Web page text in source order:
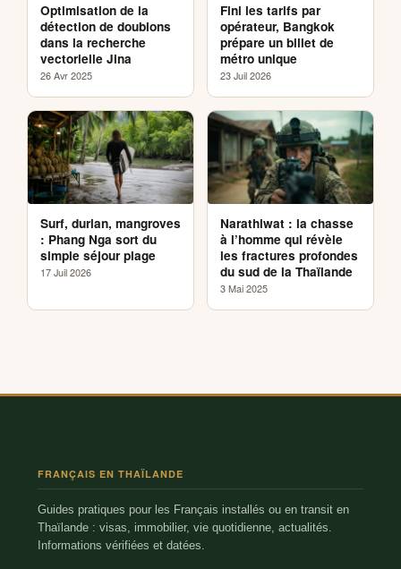
Optimisation de la
détection de doublons
dans la recherche
vectorielle Jina
26 Avr 2025
Fini les tarifs par
opérateur, Bangkok
prépare un billet de
métro unique
23 Juil 2026
Surf, durian, mangroves
: Phang Nga sort du
simple séjour plage
17 Juil 2026
Narathiwat : la chasse
à l’homme qui révèle
les fractures profondes
du sud de la Thaïlande
3 Mai 2025
FRANÇAIS EN THAÏLANDE
Guides pratiques pour les Français installés ou en transit en
Thaïlande : visas, immobilier, vie quotidienne, actualités.
Informations vérifiées et datées.